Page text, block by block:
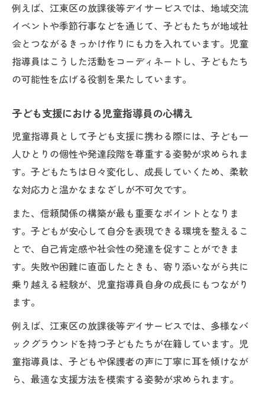
児童指導員の転職理由と長く働ける環境の
条件
ワークライフバランスを叶える児童指導員
の働き方
ト
江東区で目指す児童指導員キャリアの道しるべ
江東区で児童指導員キャリアを築く魅力と
は
地域特性を生かした児童指導員の役割設定
江東区の放課後等デイサービスで求められ
る人材像
児童指導員としてキャリアアップするため
の準備
現場で生きる児童指導員のキャリア形成事
児童指導員なら知っておきたい人員配置の基準
児童指導員配置基準の基本ルールを押さえ
る
放課後等デイサービスでの人員配置の実際
例えば、江東区の放課後等デイサービスでは、地域交流
イベントや季節行事などを通じて、子どもたちが地域社
会とつながるきっかけ作りにも力を入れています。児童
指導員はこうした活動をコーディネートし、子どもたち
の可能性を広げる役割を果たしています。
子ども支援における児童指導員の心構え
児童指導員として子ども支援に携わる際には、子ども一
人ひとりの個性や発達段階を尊重する姿勢が求められま
す。子どもたちは日々変化し、成長していくため、柔軟
な対応力と温かなまなざしが不可欠です。
また、信頼関係の構築が最も重要なポイントとなりま
す。子どもが安心して自分を表現できる環境を整えるこ
とで、自己肯定感や社会性の発達を促すことができま
す。失敗や困難に直面したときも、寄り添いながら共に
乗り越える経験が、児童指導員自身の成長にもつながり
ます。
例えば、江東区の放課後等デイサービスでは、多様なバ
ックグラウンドを持つ子どもたちが在籍しています。児
童指導員は、子どもや保護者の声に丁寧に耳を傾けなが
ら、最適な支援方法を模索する姿勢が求められます。